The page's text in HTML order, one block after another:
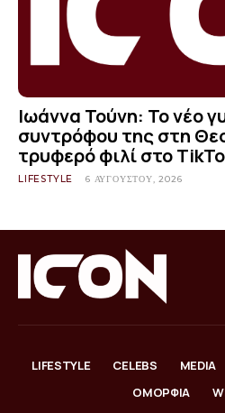
Ιωάννα Τούνη: Το νέο
συντρόφου της στη
τρυφερό φιλί στο
LIFESTYLE 6 ΑΥΓΟΎΣΤΟΥ, 2026
LIFESTYLE CELEBS MEDIA
ΟΜΟΡΦΙΑ